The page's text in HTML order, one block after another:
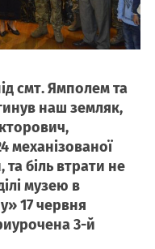
смт. Ямполем та
наш земляк,
механізованої
біль втрати не
музею в
17 червня
3-й